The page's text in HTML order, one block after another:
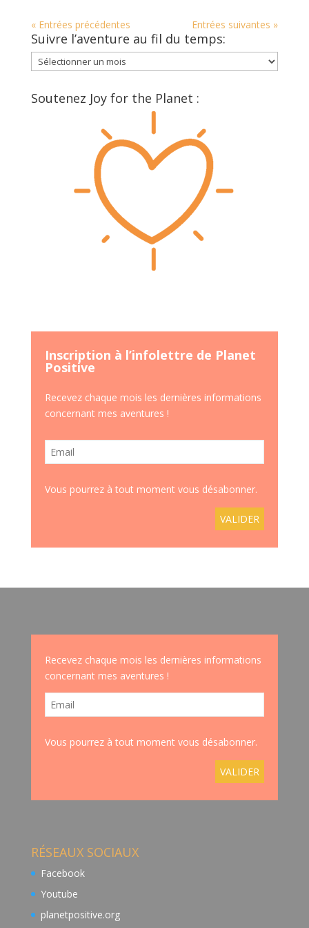
« Entrées précédentes Entrées suivantes »
Suivre l’aventure au fil du temps:
Suivre
l’aventure
au
fil
Soutenez Joy for the Planet :
Inscription à l’infolettre de Planet
Positive
Recevez chaque mois les dernières informations
concernant mes aventures !
Vous pourrez à tout moment vous désabonner.
Recevez chaque mois les dernières informations
concernant mes aventures !
Vous pourrez à tout moment vous désabonner.
RÉSEAUX SOCIAUX
Facebook
Youtube
planetpositive.org